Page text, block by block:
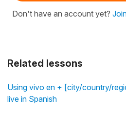
Related lessons
Using vivo en + [city/country/
live in Spanish
Don't have an account yet?